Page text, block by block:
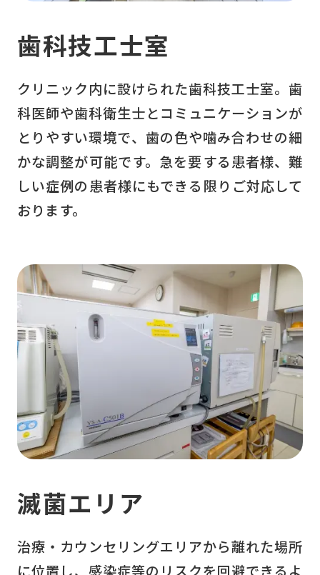
歯科技工士室
クリニック内に設けられた歯科技工士室。歯
科医師や歯科衛生士とコミュニケーションが
とりやすい環境で、歯の色や噛み合わせの細
かな調整が可能です。急を要する患者様、難
しい症例の患者様にもできる限りご対応して
おります。
滅菌エリア
治療・カウンセリングエリアから離れた場所
に位置し、感染症等のリスクを回避できるよ